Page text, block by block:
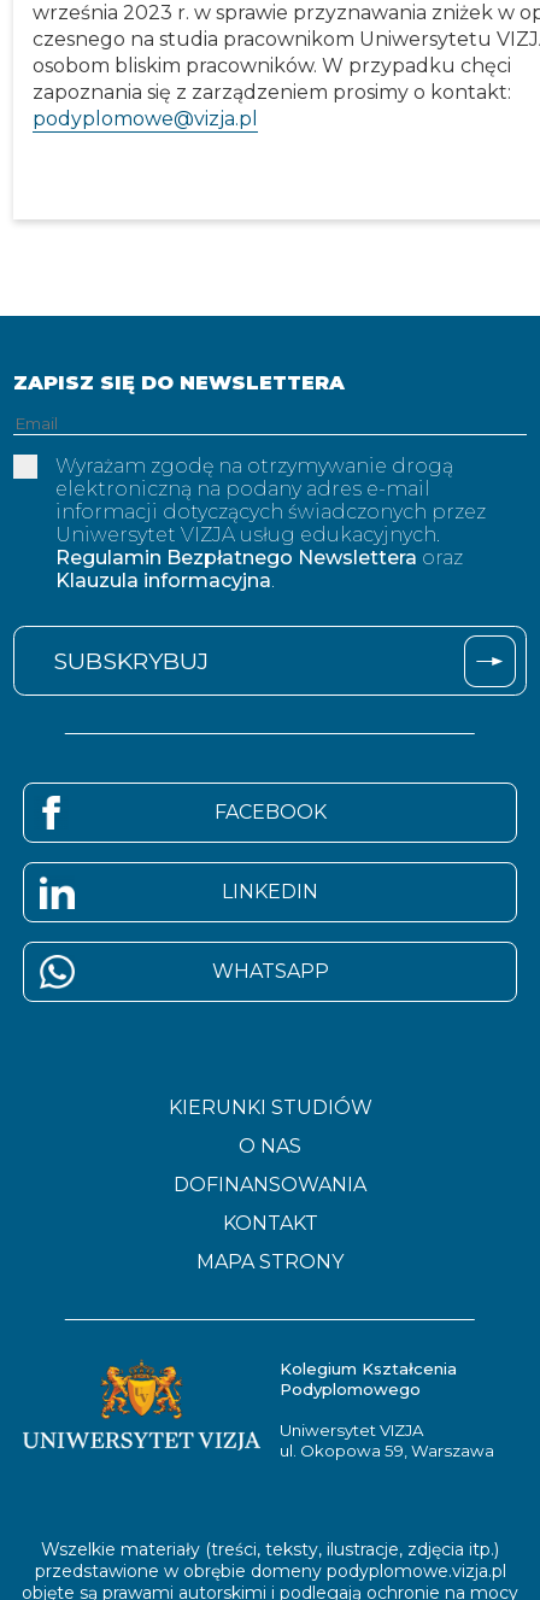
września 2023 r. w sprawie przyznawania zniżek w
czesnego na studia pracownikom Uniwersytetu
osobom bliskim pracowników. W przypadku chęci
zapoznania się z zarządzeniem prosimy o kontakt:
podyplomowe@vizja.pl
ZAPISZ SIĘ DO NEWSLETTERA
Adres
email
Wyrażam zgodę na otrzymywanie drogą
elektroniczną na podany adres e-mail
informacji dotyczących świadczonych przez
Uniwersytet VIZJA usług edukacyjnych.
Regulamin Bezpłatnego Newslettera oraz
Klauzula informacyjna
FACEBOOK
LINKEDIN
WHATSAPP
KIERUNKI STUDIÓW
O NAS
DOFINANSOWANIA
KONTAKT
MAPA STRONY
Kolegium Kształcenia
Podyplomowego
Uniwersytet VIZJA
ul. Okopowa 59, Warszawa
Wszelkie materiały (treści, teksty, ilustracje, zdjęcia itp.)
przedstawione w obrębie domeny podyplomowe.vizja.pl
objęte są prawami autorskimi i podlegają ochronie na mocy